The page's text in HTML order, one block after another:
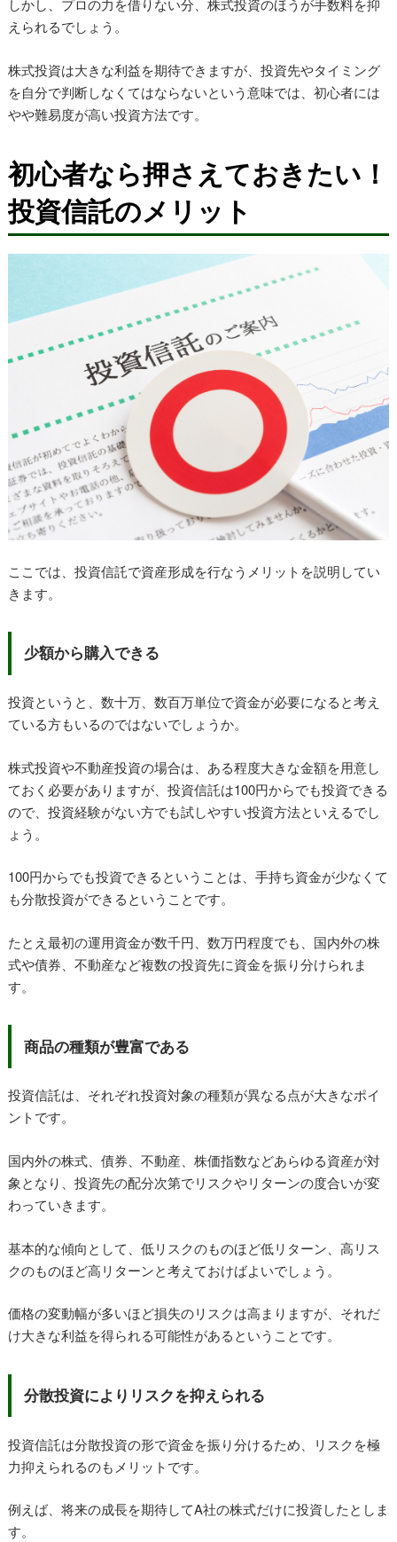
しかし、プロの力を借りない分、株式投資のほうが手数料を抑
えられるでしょう。
株式投資は大きな利益を期待できますが、投資先やタイミング
を自分で判断しなくてはならないという意味では、初心者には
やや難易度が高い投資方法です。
初心者なら押さえておきたい！
投資信託のメリット
ここでは、投資信託で資産形成を行なうメリットを説明してい
きます。
少額から購入できる
投資というと、数十万、数百万単位で資金が必要になると考え
ている方もいるのではないでしょうか。
株式投資や不動産投資の場合は、ある程度大きな金額を用意し
ておく必要がありますが、投資信託は100円からでも投資できる
ので、投資経験がない方でも試しやすい投資方法といえるでし
ょう。
100円からでも投資できるということは、手持ち資金が少なくて
も分散投資ができるということです。
たとえ最初の運用資金が数千円、数万円程度でも、国内外の株
式や債券、不動産など複数の投資先に資金を振り分けられま
す。
商品の種類が豊富である
投資信託は、それぞれ投資対象の種類が異なる点が大きなポイ
ントです。
国内外の株式、債券、不動産、株価指数などあらゆる資産が対
象となり、投資先の配分次第でリスクやリターンの度合いが変
わっていきます。
基本的な傾向として、低リスクのものほど低リターン、高リス
クのものほど高リターンと考えておけばよいでしょう。
価格の変動幅が多いほど損失のリスクは高まりますが、それだ
け大きな利益を得られる可能性があるということです。
分散投資によりリスクを抑えられる
投資信託は分散投資の形で資金を振り分けるため、リスクを極
力抑えられるのもメリットです。
例えば、将来の成長を期待してA社の株式だけに投資したとしま
す。